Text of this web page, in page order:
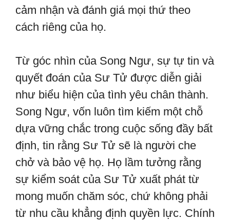
cảm nhận và đánh giá mọi thứ theo
cách riêng của họ.
Từ góc nhìn của Song Ngư, sự tự tin và
quyết đoán của Sư Tử được diễn giải
như biểu hiện của tình yêu chân thành.
Song Ngư, vốn luôn tìm kiếm một chỗ
dựa vững chắc trong cuộc sống đầy bất
định, tin rằng Sư Tử sẽ là người che
chở và bảo vệ họ. Họ lầm tưởng rằng
sự kiểm soát của Sư Tử xuất phát từ
mong muốn chăm sóc, chứ không phải
từ nhu cầu khẳng định quyền lực. Chính